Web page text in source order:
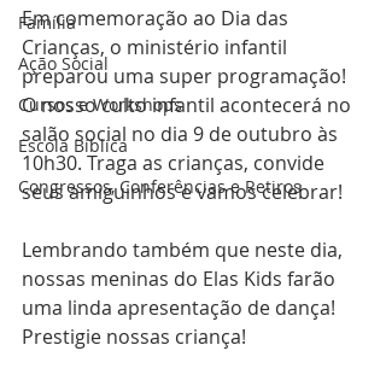
Família
Ação Social
Cursos e Workshops
Escola Bíblica
Congressos, Conferências e Retiros
Em comemoração ao Dia das
Crianças, o ministério infantil
preparou uma super programação!
O nosso culto infantil acontecerá no
salão social no dia 9 de outubro às
10h30. Traga as crianças, convide
seus amiguinhos e vamos celebrar!
Lembrando também que neste dia,
nossas meninas do Elas Kids farão
uma linda apresentação de dança!
Prestigie nossas criança!